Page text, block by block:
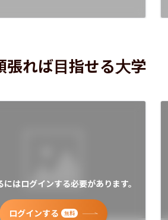
張れば目指せる大学
にはログインする必要があります。
ログインする 無料